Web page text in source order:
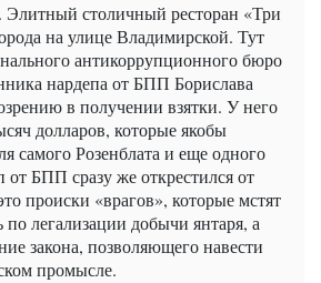
Элитный столичный ресторан «Три
на улице Владимирской. Тут
антикоррупционного бюро
нардепа от БПП Борислава
в получении взятки. У него
долларов, которые якобы
самого Розенблата и еще одного
БПП сразу же открестился от
происки «врагов», которые мстят
по легализации добычи янтаря, а
закона, позволяющего навести
промысле.